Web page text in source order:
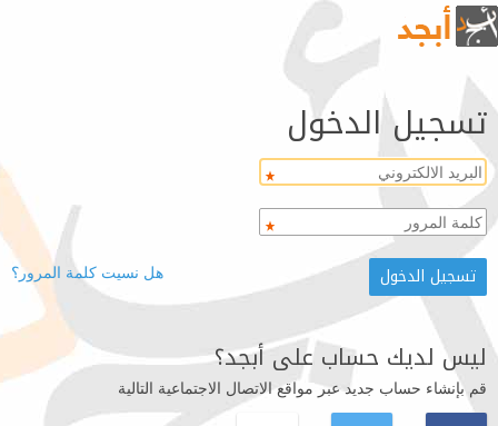
تسجيل الدخول
هل نسيت كلمة المرور؟
ليس لديك حساب على أبجد؟
قم بإنشاء حساب جديد عبر مواقع الاتصال الاجتماعية التالية